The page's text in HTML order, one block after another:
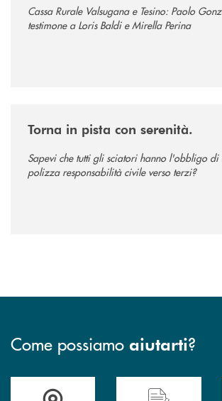
Cassa Rurale Valsugana e Tesino: Paolo
testimone a Loris Baldi e Mirella Perina
Torna in pista con serenità.
Sapevi che tutti gli sciatori hanno l'obbligo
polizza responsabilità civile verso terzi?
Come possiamo aiutarti?
Accedi all' elenco completo delle filiali .
Hai bisogno di